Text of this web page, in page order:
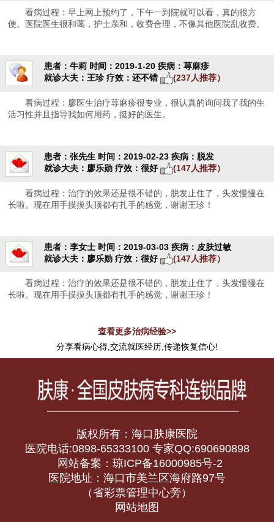
看病过程：早上网上预约了，下午一到院就可以看，真的很方
便。医院医生很和蔼，护士亲和，收费合理，不像其他医院乱收费。
患者：牛莉 时间：2019-1-20 疾病：荨麻疹
就诊大夫：王珍 疗效：还不错 (237人推荐）
看病过程：廖医生治疗荨麻疹很专业，很认真的询问我了我的生
活习性并且指导我如何用药，挺好的医生。
患者：张先生 时间：2019-02-23 疾病：脱发
就诊大夫：廖乐勋 疗效：很好 (147人推荐）
看病过程：治疗的效果还是很不错的，脱发止住了，头发慢慢在
长啦。现在用手摸摸头顶都有扎手的感觉，谢谢王珍！
患者：李女士 时间：2019-03-03 疾病：皮肤过敏
就诊大夫：廖乐勋 疗效：很好 (147人推荐）
看病过程：治疗的效果还是很不错的，脱发止住了，头发慢慢在
长啦。现在用手摸摸头顶都有扎手的感觉，谢谢王珍！
查看更多治病经验>>
分享看病心得,交流就医经历,传递恢复信心!
版权所有：海口肤康医院
医院电话:0898-65333100 专家QQ:690690898
网站备案：琼ICP备16000985号-2
医院地址：海口市美兰区海府路97号
（省彩票管理中心旁）
网站地图